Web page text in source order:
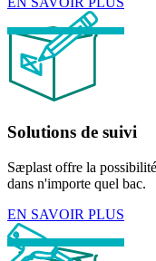
Solutions de suivi
Sæplast offre la
dans n'importe quel bac.
EN SAVOIR PLUS